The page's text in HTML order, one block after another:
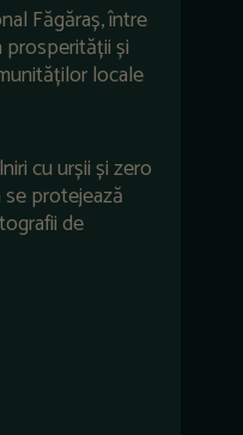
Făgăraș, între
prosperității și
locale
cu urșii și zero
se protejează
de